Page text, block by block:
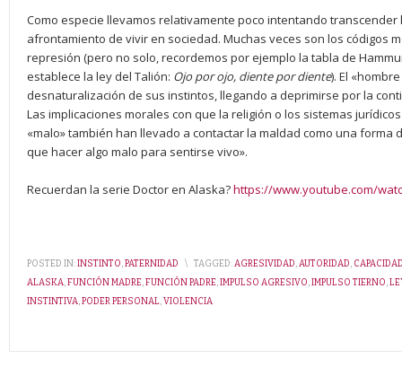
Como especie llevamos relativamente poco intentando
afrontamiento de vivir en sociedad. Muchas veces son los códigos
represión (pero no solo, recordemos por ejemplo la tabla de
establece la ley del Talión: Ojo por ojo, diente por diente). El
desnaturalización de sus instintos, llegando a deprimirse por la
Las implicaciones morales con que la religión o los sistemas
«malo» también han llevado a contactar la maldad como una
que hacer algo malo para sentirse vivo».
Recuerdan la serie Doctor en Alaska?https://www.youtube.com/
POSTED IN:INSTINTO,PATERNIDAD \ TAGGED:AGRESIVIDAD,AUTORIDAD,
ALASKA,FUNCIÓN MADRE,FUNCIÓN PADRE,IMPULSO AGRESIVO,IMPULSO TIERNO,
INSTINTIVA,PODER PERSONAL,VIOLENCIA